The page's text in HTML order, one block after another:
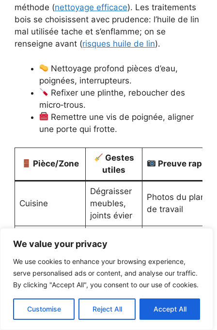
We value your privacy
We use cookies to enhance your browsing experience,
serve personalised ads or content, and analyse our traffic.
By clicking "Accept All", you consent to our use of cookies.
Customise Reject All Accept All
méthode (nettoyage efficace). Les traitements
bois se choisissent avec prudence: l’huile de lin
mal utilisée tache et s’enflamme; on se
renseigne avant (risques huile de lin).
Nettoyage profond pièces d’eau,
poignées, interrupteurs.
Refixer une plinthe, reboucher des
micro‑trous.
Remettre une vis de poignée, aligner
une porte qui frotte.
Pièce/Zone
Gestes
utiles
Preuve rapide
Cuisine
Dégraisser
meubles,
joints évier
Photos du plan
de travail
Salle de bain
joints
silicone
Séjour
Vue d’ensemble
Aspirer